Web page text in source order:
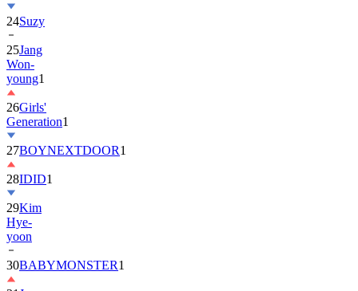
25Jang
Won-
young1
26Girls'
Generation
27BOYNEXTDOOR
28IDID1
29Kim
Hye-
yoon
30BABYMONSTER
31Jung
Hae-